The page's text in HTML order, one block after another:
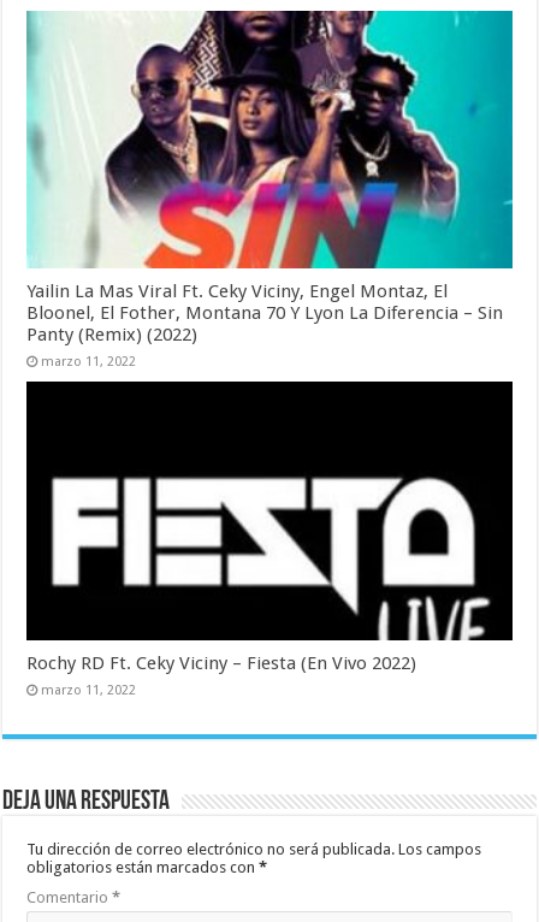
Yailin La Mas Viral Ft. Ceky Viciny, Engel Montaz, El
Bloonel, El Fother, Montana 70 Y Lyon La Diferencia – Sin
Panty (Remix) (2022)
marzo 11, 2022
Rochy RD Ft. Ceky Viciny – Fiesta (En Vivo 2022)
marzo 11, 2022
Deja una respuesta
Tu dirección de correo electrónico no será publicada. Los campos
obligatorios están marcados con*
Comentario*